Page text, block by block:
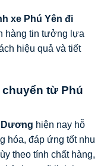
xe Phú Yên đi
hàng tin tưởng lựa
hiệu quả và tiết
từ Phú
Dương hiện nay hỗ
hóa, đáp ứng tốt nhu
theo tính chất hàng,